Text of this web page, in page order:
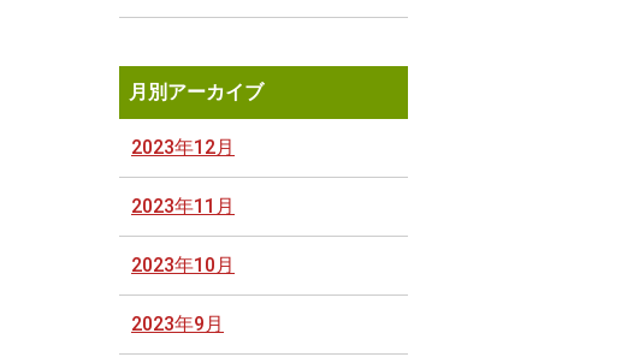
月別アーカイブ
2023年12月
2023年11月
2023年10月
2023年9月